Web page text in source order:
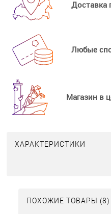
Доставка
Любые
Магазин в
ХАРАКТЕРИСТИКИ
ПОХОЖИЕ ТОВАРЫ (8)